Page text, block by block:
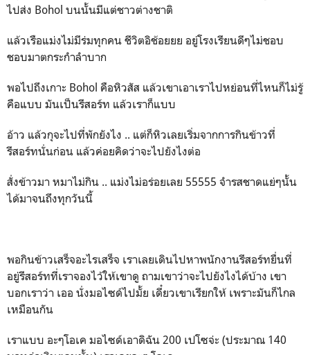
ไปส่ง Bohol บนนั้นมีแต่ชาวต่างชาติ
แล้วเรือแม่งไม่มีร่มทุกคน ชีวิตอิช้อยยย อยู่โรงเรียนดีๆไม่ชอบ
ชอบมาตกระกำลำบาก
พอไปถึงเกาะ Bohol คือหิวสัส แล้วเขาเอาเราไปหย่อนที่ไหนก็ไม่รู้
คือแบบ มันเป็นรีสอร์ท แล้วเราก็แบบ
อ้าว แล้วกุจะไปที่พักยังไง .. แต่ก็หิวเลยเริ่มจากการกินข้าวที่
รีสอร์ทนั่นก่อน แล้วค่อยคิดว่าจะไปยังไงต่อ
สั่งข้าวมา หมาไม่กิน .. แม่งไม่อร่อยเลย 55555 จำรสชาดแย่ๆนั้น
ได้มาจนถึงทุกวันนี้
พอกินข้าวเสร็จอะไรเสร็จ เราเลยเดินไปหาพนักงานรีสอร์ทยื่นที่
อยู่รีสอร์ทที่เราจองไว้ให้เขาดู ถามเขาว่าจะไปยังไงได้บ้าง เขา
บอกเราว่า เออ นั่งมอไซด์ไปมั้ย เดี๋ยวเขาเรียกให้ เพราะมันก็ไกล
เหมือนกัน
เราแบบ อะๆโอเค มอไซด์เอาดิฉัน 200 เปโซจ่ะ (ประมาณ 140